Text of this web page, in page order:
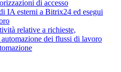
di accesso
IA esterni a Bitrix24 ed esegui
relative a richieste,
dei flussi di lavoro